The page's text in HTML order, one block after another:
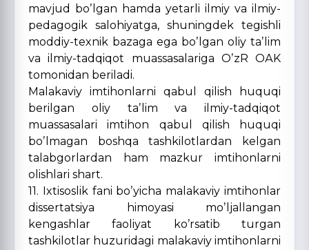
mavjud boʼlgan hamda yetarli ilmiy va ilmiy-
pedagogik salohiyatga, shuningdek tegishli
moddiy-texnik bazaga ega boʼlgan oliy taʼlim
va ilmiy-tadqiqot muassasalariga OʼzR OАK
tomonidan beriladi.
Malakaviy imtihonlarni qabul qilish huquqi
berilgan oliy taʼlim va ilmiy-tadqiqot
muassasalari imtihon qabul qilish huquqi
boʼlmagan boshqa tashkilotlardan kelgan
talabgorlardan ham mazkur imtihonlarni
olishlari shart.
11. Ixtisoslik fani boʼyicha malakaviy imtihonlar
dissertatsiya himoyasi moʼljallangan
kengashlar faoliyat koʼrsatib turgan
tashkilotlar huzuridagi malakaviy imtihonlarni